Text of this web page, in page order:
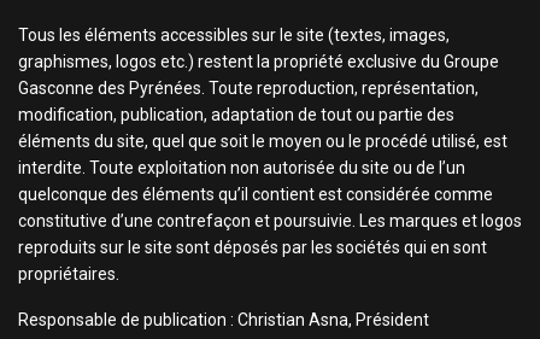
Tous les éléments accessibles sur le site (textes, images,
graphismes, logos etc.) restent la propriété exclusive du Groupe
Gasconne des Pyrénées. Toute reproduction, représentation,
modification, publication, adaptation de tout ou partie des
éléments du site, quel que soit le moyen ou le procédé utilisé, est
interdite. Toute exploitation non autorisée du site ou de l’un
quelconque des éléments qu’il contient est considérée comme
constitutive d’une contrefaçon et poursuivie. Les marques et logos
reproduits sur le site sont déposés par les sociétés qui en sont
propriétaires.
Responsable de publication : Christian Asna, Président